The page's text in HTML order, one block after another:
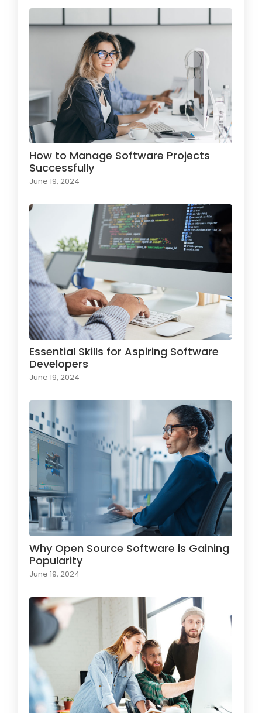
How to Manage Software Projects
Successfully
June 19, 2024
Essential Skills for Aspiring Software
Developers
June 19, 2024
Why Open Source Software is Gaining
Popularity
June 19, 2024